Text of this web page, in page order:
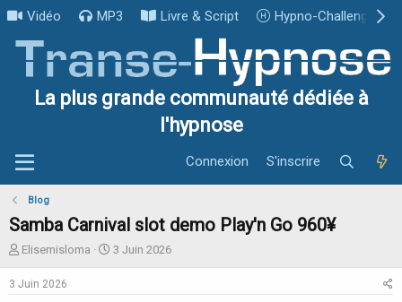
Vidéo MP3 Livre & Script Hypno-Challenge
La plus grande communauté dédiée à
l'hypnose
Connexion S'inscrire
Blog
Samba Carnival slot demo Play'n Go 960¥
I
i
Elisemisloma
D
3 Juin 2026
3 Juin 2026